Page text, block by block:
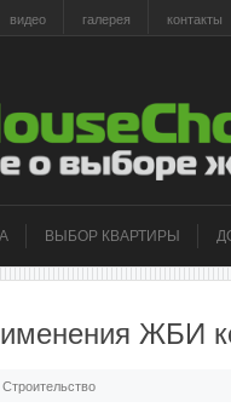
видео галерея контакты
ВЫБОР КВАРТИРЫ
ЖБИ
Строительство